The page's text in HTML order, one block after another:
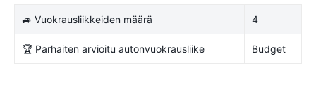
🚙 Vuokrausliikkeiden määrä 4
🏆 Parhaiten arvioitu autonvuokrausliike Budget